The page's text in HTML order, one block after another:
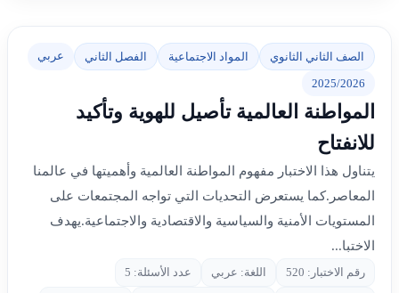
الصف الثاني الثانوي المواد الاجتماعية الفصل الثاني عربي
2025/2026
المواطنة العالمية تأصيل للهوية وتأكيد
للانفتاح
يتناول هذا الاختبار مفهوم المواطنة العالمية وأهميتها في عالمنا
المعاصر.كما يستعرض التحديات التي تواجه المجتمعات على
المستويات الأمنية والسياسية والاقتصادية والاجتماعية.يهدف
الاختبا...
رقم الاختبار: 520 اللغة: عربي عدد الأسئلة: 5